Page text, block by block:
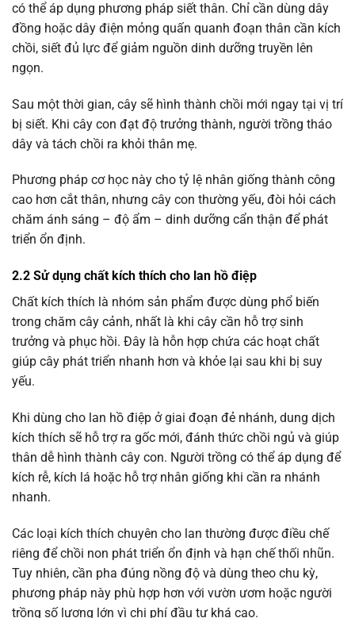
có thể áp dụng phương pháp siết thân. Chỉ cần dùng dây
đồng hoặc dây điện mỏng quấn quanh đoạn thân cần kích
chồi, siết đủ lực để giảm nguồn dinh dưỡng truyền lên
ngọn.
Sau một thời gian, cây sẽ hình thành chồi mới ngay tại vị trí
bị siết. Khi cây con đạt độ trưởng thành, người trồng tháo
dây và tách chồi ra khỏi thân mẹ.
Phương pháp cơ học này cho tỷ lệ nhân giống thành công
cao hơn cắt thân, nhưng cây con thường yếu, đòi hỏi cách
chăm ánh sáng – độ ẩm – dinh dưỡng cẩn thận để phát
triển ổn định.
2.2 Sử dụng chất kích thích cho lan hồ điệp
Chất kích thích là nhóm sản phẩm được dùng phổ biến
trong chăm cây cảnh, nhất là khi cây cần hỗ trợ sinh
trưởng và phục hồi. Đây là hỗn hợp chứa các hoạt chất
giúp cây phát triển nhanh hơn và khỏe lại sau khi bị suy
yếu.
Khi dùng cho lan hồ điệp ở giai đoạn đẻ nhánh, dung dịch
kích thích sẽ hỗ trợ ra gốc mới, đánh thức chồi ngủ và giúp
thân dễ hình thành cây con. Người trồng có thể áp dụng để
kích rễ, kích lá hoặc hỗ trợ nhân giống khi cần ra nhánh
nhanh.
Các loại kích thích chuyên cho lan thường được điều chế
riêng để chồi non phát triển ổn định và hạn chế thối nhũn.
Tuy nhiên, cần pha đúng nồng độ và dùng theo chu kỳ,
phương pháp này phù hợp hơn với vườn ươm hoặc người
trồng số lượng lớn vì chi phí đầu tư khá cao.